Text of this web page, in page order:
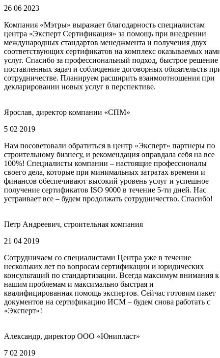
26 06 2023
Компания «Мэтры» выражает благодарность специалистам
центра «Эксперт Сертификация» за помощь при внедрении
международных стандартов менеджмента и получения двух
соответствующих сертификатов на комплекс оказываемых
услуг. Спасибо за профессиональный подход, быстрое решение
поставленных задач и соблюдение договорных обязательств
сотрудничестве. Планируем расширить взаимоотношения при
декларировании новых услуг в перспективе.
Ярослав, директор компании «СПМ»
5 02 2019
Нам посоветовали обратиться в центр «Эксперт» партнеры по
строительному бизнесу, и рекомендация оправдала себя на все
100%! Специалисты компании – настоящие профессионалы
своего дела, которые при минимальных затратах времени и
финансов обеспечивают высокий уровень услуг и успешное
получение сертификатов ISO 9000 в течение 5-ти дней. Нас
устраивает все – будем продолжать сотрудничество. Спасибо!
Петр Андреевич, строительная компания
21 04 2019
Сотрудничаем со специалистами Центра уже в течение
нескольких лет по вопросам сертификации и юридических
консультаций по стандартизации. Всегда максимум внимания к
нашим проблемам и максимально быстрая и
квалифицированная помощь экспертов. Сейчас готовим пакет
документов на сертификацию ИСМ – будем снова работать с
«Эксперт»!
Александр, директор ООО «Юнипласт»
7 02 2019